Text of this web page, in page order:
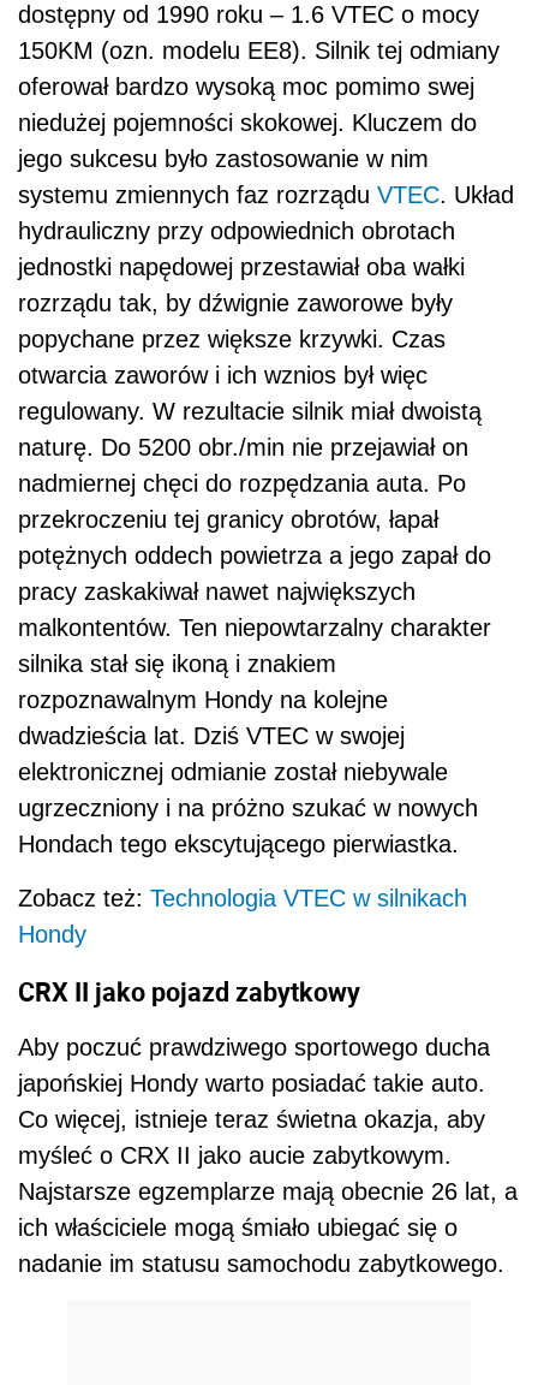
dostępny od 1990 roku – 1.6 VTEC o mocy
150KM (ozn. modelu EE8). Silnik tej odmiany
oferował bardzo wysoką moc pomimo swej
niedużej pojemności skokowej. Kluczem do
jego sukcesu było zastosowanie w nim
systemu zmiennych faz rozrządu VTEC. Układ
hydrauliczny przy odpowiednich obrotach
jednostki napędowej przestawiał oba wałki
rozrządu tak, by dźwignie zaworowe były
popychane przez większe krzywki. Czas
otwarcia zaworów i ich wznios był więc
regulowany. W rezultacie silnik miał dwoistą
naturę. Do 5200 obr./min nie przejawiał on
nadmiernej chęci do rozpędzania auta. Po
przekroczeniu tej granicy obrotów, łapał
potężnych oddech powietrza a jego zapał do
pracy zaskakiwał nawet największych
malkontentów. Ten niepowtarzalny charakter
silnika stał się ikoną i znakiem
rozpoznawalnym Hondy na kolejne
dwadzieścia lat. Dziś VTEC w swojej
elektronicznej odmianie został niebywale
ugrzeczniony i na próżno szukać w nowych
Hondach tego ekscytującego pierwiastka.
Zobacz też: Technologia VTEC w silnikach
Hondy
CRX II jako pojazd zabytkowy
Aby poczuć prawdziwego sportowego ducha
japońskiej Hondy warto posiadać takie auto.
Co więcej, istnieje teraz świetna okazja, aby
myśleć o CRX II jako aucie zabytkowym.
Najstarsze egzemplarze mają obecnie 26 lat, a
ich właściciele mogą śmiało ubiegać się o
nadanie im statusu samochodu zabytkowego.